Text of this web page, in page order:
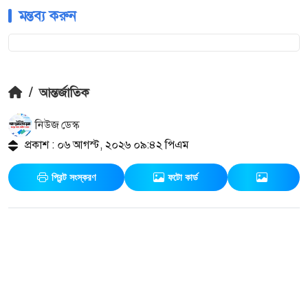
মন্তব্য করুন
/ আন্তর্জাতিক
নিউজ ডেস্ক
প্রকাশ : ০৬ আগস্ট, ২০২৬ ০৯:৪২ পিএম
প্রিন্ট সংস্করণ ফটো কার্ড